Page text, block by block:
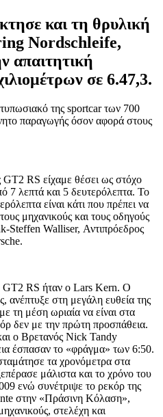
και τη θρυλική
Nordschleife,
απαιτητική
σε 6.47,3.
της sportcar των 700
παραγωγής όσον αφορά στους
GT2 RS είχαμε θέσει ως στόχο
7 λεπτά και 5 δευτερόλεπτα. Το
είναι κάτι που πρέπει να
μηχανικούς και τους οδηγούς
Steffen Walliser, Αντιπρόεδρος
GT2 RS ήταν ο Lars Kern. Ο
ανέπτυξε στη μεγάλη ευθεία της
τη μέση ωριαία να είναι στα
δεν με την πρώτη προσπάθεια.
ο Βρετανός Nick Tandy
έσπασαν το «φράγμα» των 6:50.
τα χρονόμετρα στα
μάλιστα και το χρόνο του
ενώ συνέτριψε το ρεκόρ της
στην «Πράσινη Κόλαση»,
στελέχη και